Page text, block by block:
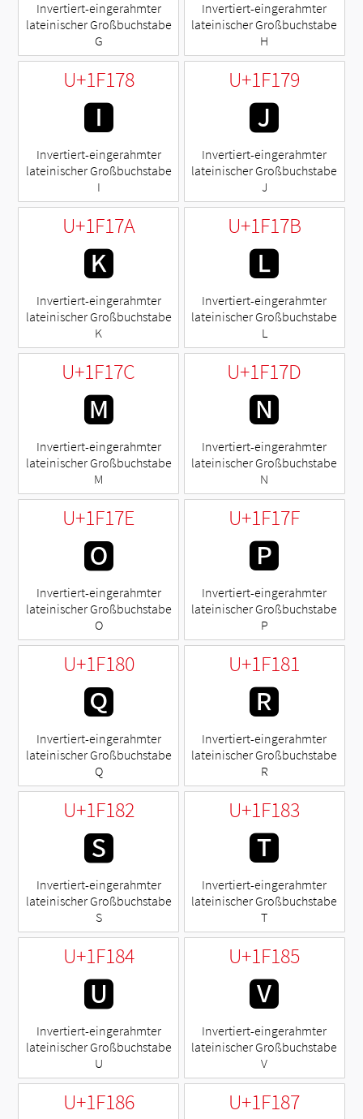
Invertiert-eingerahmter
lateinischer Großbuchstabe
G
Invertiert-eingerahmter
lateinischer Großbuchstabe
H
U+1F178
🅸
Invertiert-eingerahmter
lateinischer Großbuchstabe
I
U+1F179
🅹
Invertiert-eingerahmter
lateinischer Großbuchstabe
J
U+1F17A
🅺
Invertiert-eingerahmter
lateinischer Großbuchstabe
K
U+1F17B
🅻
Invertiert-eingerahmter
lateinischer Großbuchstabe
L
U+1F17C
🅼
Invertiert-eingerahmter
lateinischer Großbuchstabe
M
U+1F17D
🅽
Invertiert-eingerahmter
lateinischer Großbuchstabe
N
U+1F17E
🅾
Invertiert-eingerahmter
lateinischer Großbuchstabe
O
U+1F17F
🅿
Invertiert-eingerahmter
lateinischer Großbuchstabe
P
U+1F180
🆀
Invertiert-eingerahmter
lateinischer Großbuchstabe
Q
U+1F181
🆁
Invertiert-eingerahmter
lateinischer Großbuchstabe
R
U+1F182
🆂
Invertiert-eingerahmter
lateinischer Großbuchstabe
S
U+1F183
🆃
Invertiert-eingerahmter
lateinischer Großbuchstabe
T
U+1F184
🆄
Invertiert-eingerahmter
lateinischer Großbuchstabe
U
U+1F185
🆅
Invertiert-eingerahmter
lateinischer Großbuchstabe
V
U+1F186 U+1F187